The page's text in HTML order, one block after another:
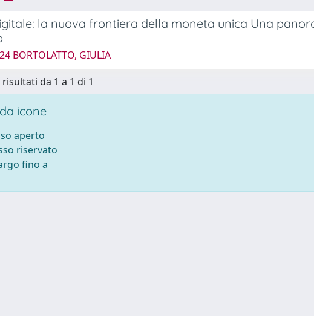
la nuova frontiera della moneta unica Una
BORTOLATTO, GIULIA
da 1 a 1 di 1
icone
aperto
riservato
fino a